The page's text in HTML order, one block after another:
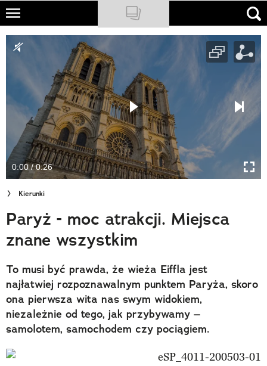
Skip
main
NATIONAL GEOGRAPHIC
PODCASTY
Sklep
Newsletter
Cuda Polski
Wielki Konkurs Fotograficzny
Trendbook Podróżniczy
Polecane
0:00 / 0:26
Kierunki
Paryż - moc atrakcji. Miejsca
znane wszystkim
To musi być prawda, że wieża Eiffla jest
najłatwiej rozpoznawalnym punktem Paryża, skoro
ona pierwsza wita nas swym widokiem,
niezależnie od tego, jak przybywamy –
samolotem, samochodem czy pociągiem.